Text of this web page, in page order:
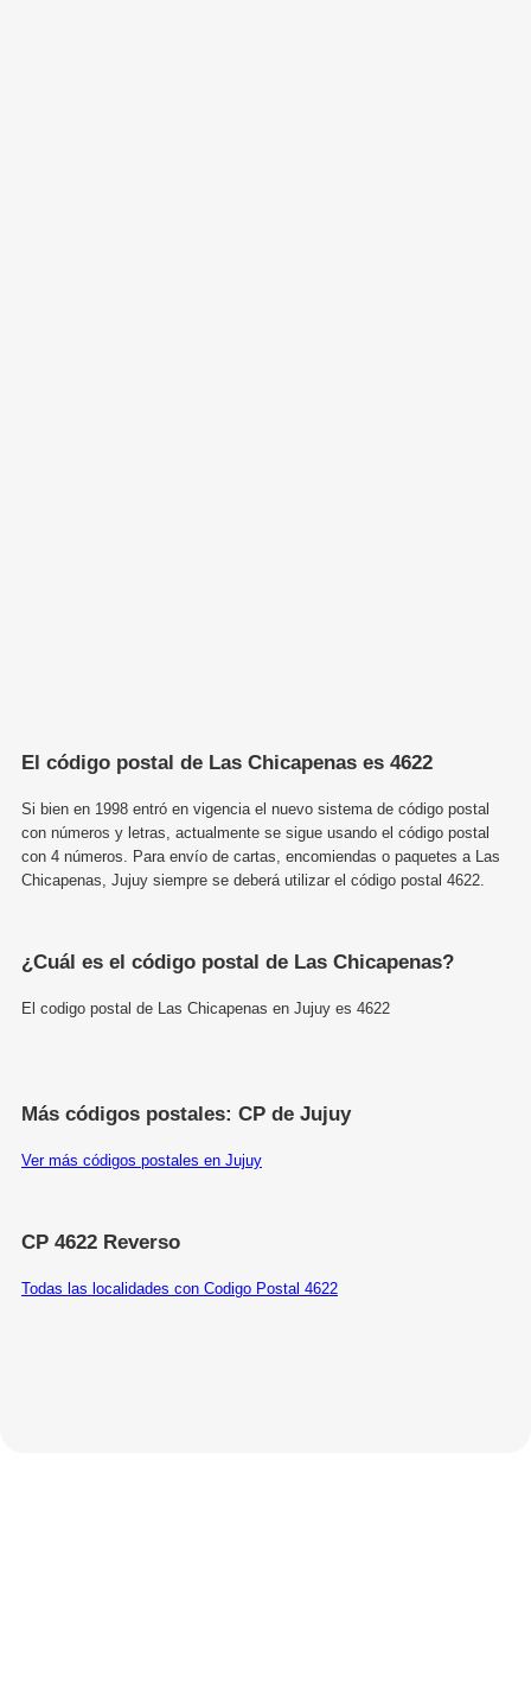
El código postal de Las Chicapenas es 4622
Si bien en 1998 entró en vigencia el nuevo sistema de código postal
con números y letras, actualmente se sigue usando el código postal
con 4 números. Para envío de cartas, encomiendas o paquetes a Las
Chicapenas, Jujuy siempre se deberá utilizar el código postal 4622.
¿Cuál es el código postal de Las Chicapenas?
El codigo postal de Las Chicapenas en Jujuy es 4622
Más códigos postales: CP de Jujuy
Ver más códigos postales en Jujuy
CP 4622 Reverso
Todas las localidades con Codigo Postal 4622